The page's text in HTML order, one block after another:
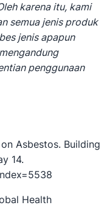
karena itu, kami
semua jenis produk
jenis apapun
penggunaan
Asbestos. Building
14.
Health